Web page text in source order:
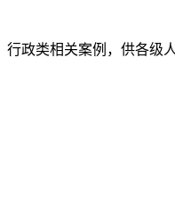
政类相关案例，供各级